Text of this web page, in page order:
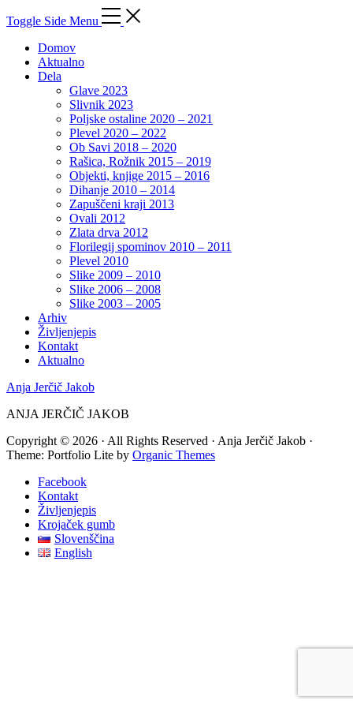
Toggle Side Menu
Domov
Aktualno
Dela
Glave 2023
Slivnik 2023
Poljske ostaline 2020 – 2021
Plevel 2020 – 2022
Ob Savi 2018 – 2020
Rašica, Rožnik 2015 – 2019
Objekti, knjige 2015 – 2016
Dihanje 2010 – 2014
Zapuščeni kraji 2013
Ovali 2012
Zlata drva 2012
Florilegij spominov 2010 – 2011
Plevel 2010
Slike 2009 – 2010
Slike 2006 – 2008
Slike 2003 – 2005
Arhiv
Življenjepis
Kontakt
Aktualno
Anja Jerčič Jakob
ANJA JERČIČ JAKOB
Copyright © 2026 · All Rights Reserved · Anja Jerčič Jakob ·
Theme: Portfolio Lite by Organic Themes
Facebook
Kontakt
Življenjepis
Krojaček gumb
Slovenščina
English